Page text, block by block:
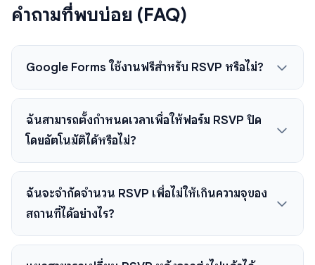
คำถามที่พบบ่อย (FAQ)
Google Forms ใช้งานฟรีสำหรับ RSVP หรือไม่?
ฉันสามารถตั้งกำหนดเวลาเพื่อให้ฟอร์ม RSVP ปิด
โดยอัตโนมัติได้หรือไม่?
ฉันจะจำกัดจำนวน RSVP เพื่อไม่ให้เกินความจุของ
สถานที่ได้อย่างไร?